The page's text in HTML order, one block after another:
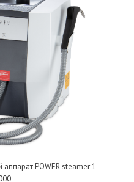
POWER steamer 1